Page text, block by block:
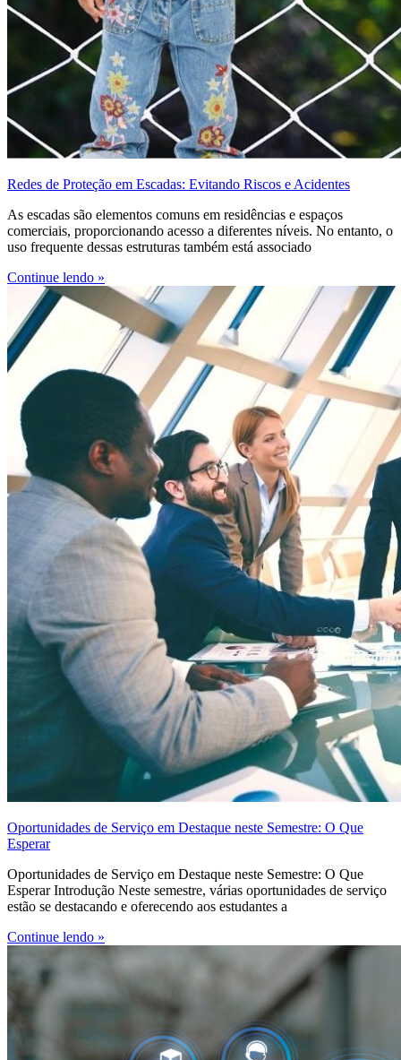
Redes de Proteção em Escadas: Evitando Riscos e Acidentes
As escadas são elementos comuns em residências e espaços
comerciais, proporcionando acesso a diferentes níveis. No entanto, o
uso frequente dessas estruturas também está associado
Continue lendo »
Oportunidades de Serviço em Destaque neste Semestre: O Que
Esperar
Oportunidades de Serviço em Destaque neste Semestre: O Que
Esperar Introdução Neste semestre, várias oportunidades de serviço
estão se destacando e oferecendo aos estudantes a
Continue lendo »